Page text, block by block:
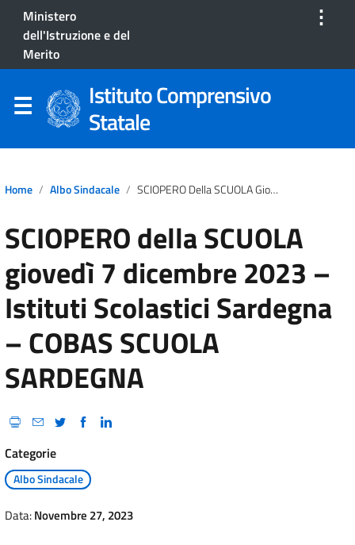
Ministero
dell'Istruzione e del
Merito
⋮
Istituto Comprensivo
Statale
Home Albo Sindacale SCIOPERO Della SCUOLA Giovedì 7 Dicembre 2023 – Istituti Scolastici Sardegna – COBAS SCUOLA SARDEGNA
SCIOPERO della SCUOLA
giovedì 7 dicembre 2023 –
Istituti Scolastici Sardegna
– COBAS SCUOLA
SARDEGNA
Categorie
Albo Sindacale
Data:Novembre 27, 2023